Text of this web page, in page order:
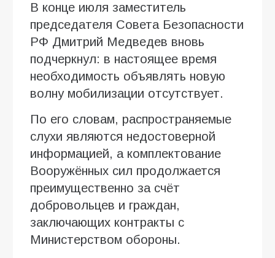
В конце июля заместитель
председателя Совета Безопасности
РФ Дмитрий Медведев вновь
подчеркнул: в настоящее время
необходимость объявлять новую
волну мобилизации отсутствует.
По его словам, распространяемые
слухи являются недостоверной
информацией, а комплектование
Вооружённых сил продолжается
преимущественно за счёт
добровольцев и граждан,
заключающих контракты с
Министерством обороны.